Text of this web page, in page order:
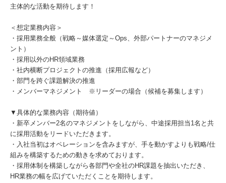
主体的な活動を期待します！
＜想定業務内容＞
・採用業務全般（戦略～媒体選定～Ops、外部パートナーのマネジメ
ント）
・採用以外のHR領域業務
・社内横断プロジェクトの推進（採用広報など）
・部門を跨ぐ課題解決の推進
・メンバーマネジメント ※リーダーの場合（候補を募集します）
▼具体的な業務内容（期待値）
・新卒メンバー2名のマネジメントをしながら、中途採用担当1名と共
に採用活動をリードいただきます。
・入社当初はオペレーションを含みますが、手を動かすよりも戦略/仕
組みを構築するための動きを求めております。
・採用体制を構築しながら各部門や全社のHR課題を抽出いただき、
HR業務の幅を広げていただくことを期待します。